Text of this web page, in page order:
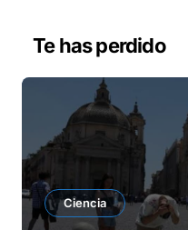
Te has perdido
Ciencia